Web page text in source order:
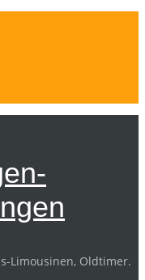
Limousinen, Oldtimer.